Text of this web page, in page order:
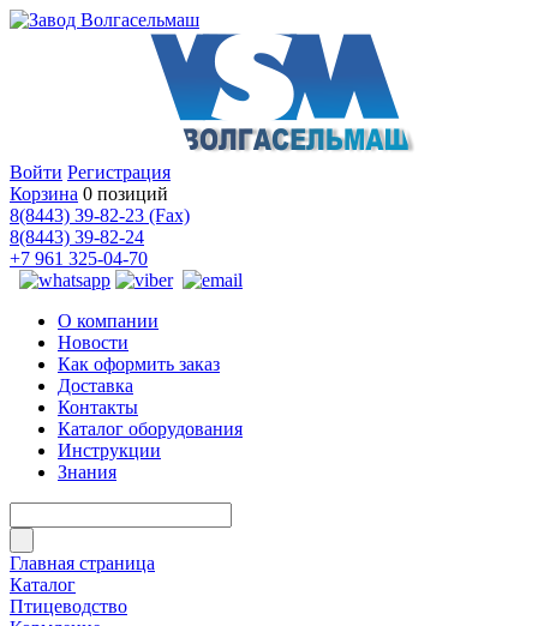
Войти Регистрация
Корзина 0 позиций
8(8443) 39-82-23 (Fax)
8(8443) 39-82-24
+7 961 325-04-70
О компании
Новости
Как оформить заказ
Доставка
Контакты
Каталог оборудования
Инструкции
Знания
Главная страница
Каталог
Птицеводство